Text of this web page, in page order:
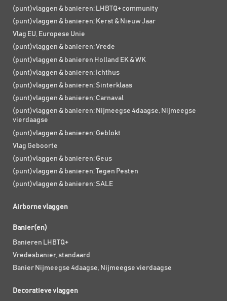
(punt)vlaggen & banieren; LHBTQ+ community
(punt)vlaggen & banieren; Kerst & Nieuw Jaar
Vlag EU, Europese Unie
(punt)vlaggen & banieren; Vrede
(punt)vlaggen & banieren Holland EK & WK
(punt)vlaggen & banieren; Ichthus
(punt)vlaggen & banieren; Sinterklaas
(punt)vlaggen & banieren; Carnaval
(punt)vlaggen & banieren; Nijmeegse 4daagse, Nijmeegse
vierdaagse
(punt)vlaggen & banieren; Geblokt
Vlag Geboorte
(punt)vlaggen & banieren; Geus
(punt)vlaggen & banieren; Tegen Pesten
(punt)vlaggen & banieren; SALE
Airborne vlaggen
Banier(en)
Banieren LHBTQ+
Vredesbanier, standaard
Banier Nijmeegse 4daagse, Nijmeegse vierdaagse
Decoratieve vlaggen